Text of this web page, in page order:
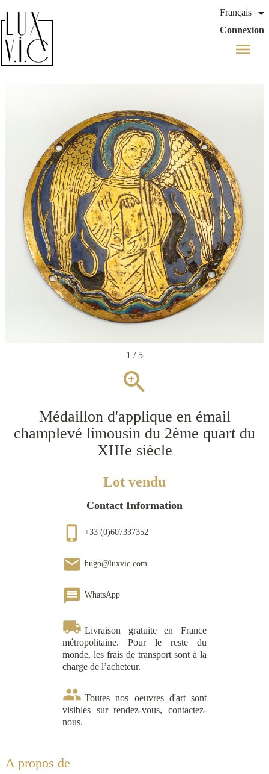
Français 
Connexion
menu
1 / 5
zoom_in
Médaillon d'applique en émail
champlevé limousin du 2ème quart du
XIIIe siècle
Lot vendu
Contact Information
phone_iphone +33 (0)607337352
email hugo@luxvic.com
message WhatsApp
local_shipping Livraison gratuite en France
métropolitaine. Pour le reste du
monde, les frais de transport sont à la
charge de l’acheteur.
group Toutes nos oeuvres d'art sont
visibles sur rendez-vous, contactez-
nous.
A propos de